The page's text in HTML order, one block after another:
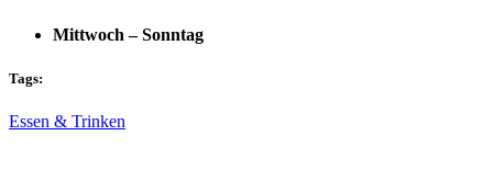
Mittwoch – Sonntag
Tags:
Essen & Trinken